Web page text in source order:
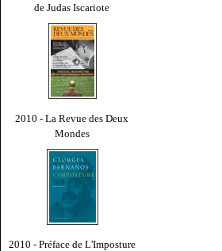
de Judas Iscariote
2010 - La Revue des Deux
Mondes
2010 - Préface de L'Imposture